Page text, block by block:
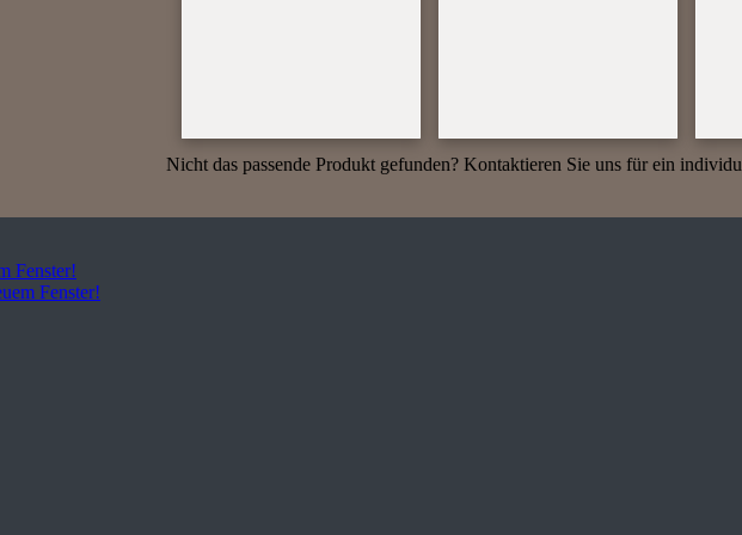
Nicht das passende Produkt gefunden? Kontaktieren Sie uns für ein